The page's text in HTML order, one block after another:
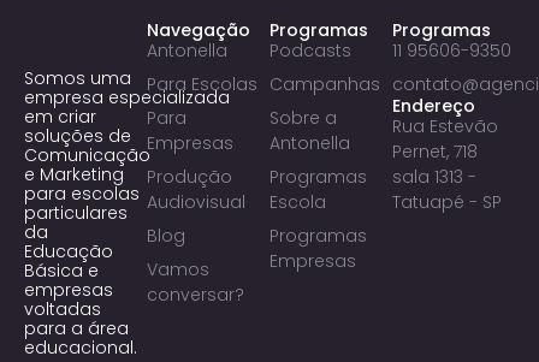
Somos uma
empresa especializada
em criar
soluções de
Comunicação
e Marketing
para escolas
particulares
da
Educação
Básica e
empresas
voltadas
para a área
educacional.
Navegação
Antonella
Para Escolas
Para
Empresas
Produção
Audiovisual
Blog
Vamos
conversar?
Programas
Podcasts
Campanhas
Sobre a
Antonella
Programas
Escola
Programas
Empresas
Programas
11 95606-9350
Endereço
Rua Estevão
Pernet, 718
sala 1313 -
Tatuapé - SP